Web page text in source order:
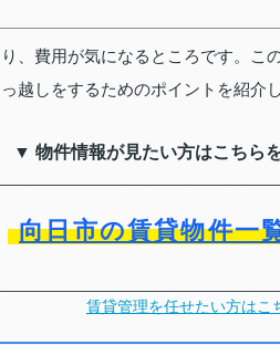
、費用が気になるところです。こ
越しをするためのポイントを紹介し
▼ 物件情報が見たい方はこちら
向日市の賃貸物件一
賃貸管理を任せたい方はこ